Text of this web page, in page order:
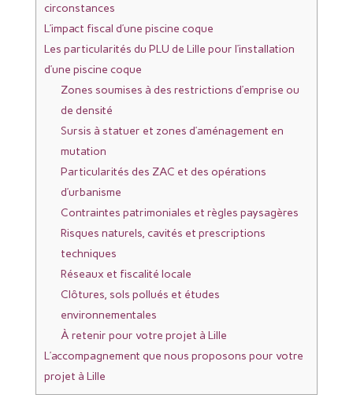
circonstances
L’impact fiscal d’une piscine coque
Les particularités du PLU de Lille pour l’installation
d’une piscine coque
Zones soumises à des restrictions d’emprise ou
de densité
Sursis à statuer et zones d’aménagement en
mutation
Particularités des ZAC et des opérations
d’urbanisme
Contraintes patrimoniales et règles paysagères
Risques naturels, cavités et prescriptions
techniques
Réseaux et fiscalité locale
Clôtures, sols pollués et études
environnementales
À retenir pour votre projet à Lille
L’accompagnement que nous proposons pour votre
projet à Lille